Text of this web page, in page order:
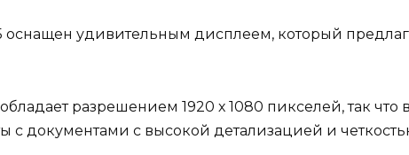
оснащен удивительным дисплеем, который
разрешением 1920 х 1080 пикселей, так
с документами с высокой детализацией и